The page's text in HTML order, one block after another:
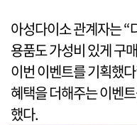
아성다이소 관계자는 “
용품도 가성비 있게 구
이번 이벤트를 기획했
혜택을 더해주는 이벤
했다.